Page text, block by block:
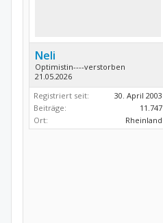
Neli
Optimistin----verstorben
21.05.2026
Registriert seit:
30. April 2003
Beiträge:
11.747
Ort:
Rheinland